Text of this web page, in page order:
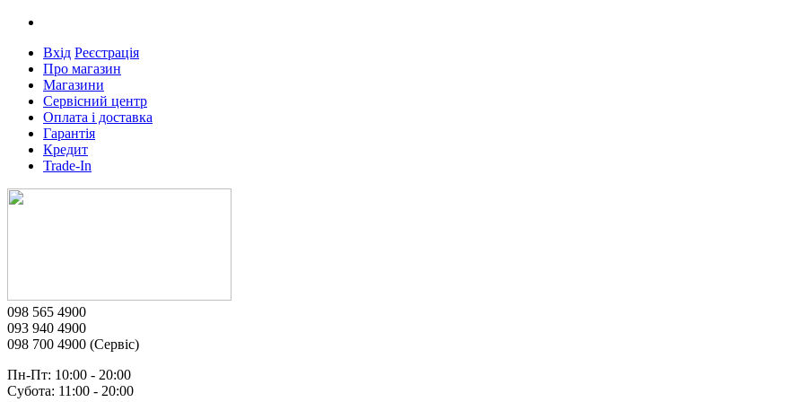
Вхід Реєстрація
Про магазин
Магазини
Сервісний центр
Оплата і доставка
Гарантія
Кредит
Trade-In
098 565 4900
093 940 4900
098 700 4900 (Сервіс)
Пн-Пт: 10:00 - 20:00
Субота: 11:00 - 20:00